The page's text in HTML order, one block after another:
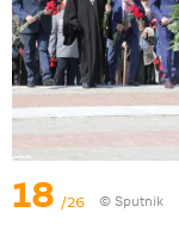
18 /26 © Sputnik